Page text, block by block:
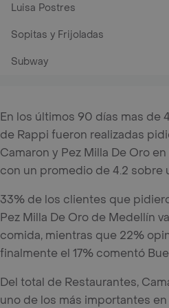
Luisa Postres
Sopitas y Frijoladas
Subway
En los últimos 90 días mas de
de Rappi fueron realizadas
Camaron y Pez Milla De Oro
con un promedio de 4.2 sobre
33% de los clientes que
Pez Milla De Oro de Medellín
comida, mientras que 22%
finalmente el 17% comentó
Del total de Restaurantes,
uno de los más importantes